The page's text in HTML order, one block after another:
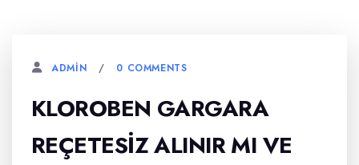
ADMIN 0 COMMENTS
KLOROBEN GARGARA
REÇETESIZ ALINIR MI VE